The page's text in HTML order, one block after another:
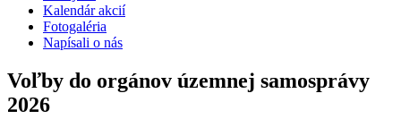
Kalendár akcií
Fotogaléria
Napísali o nás
Voľby do orgánov územnej samosprávy
2026